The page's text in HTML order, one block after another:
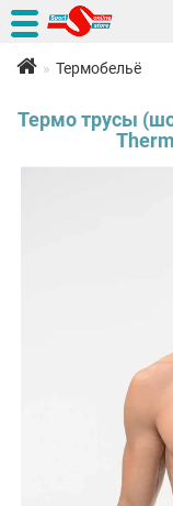
Термобельё
Термо трусы